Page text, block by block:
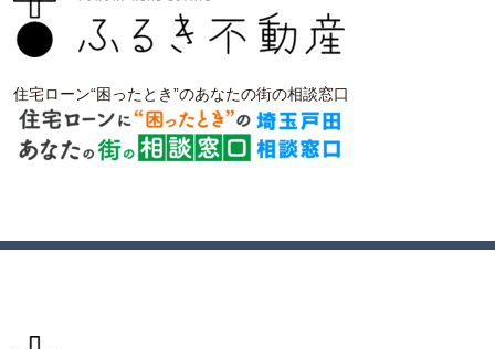
住宅ローン“困ったとき”のあなたの街の相談窓口